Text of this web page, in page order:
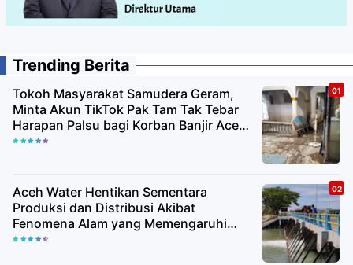
Trending Berita
Tokoh Masyarakat Samudera Geram,
Minta Akun TikTok Pak Tam Tak Tebar
Harapan Palsu bagi Korban Banjir Aceh
Utara
Aceh Water Hentikan Sementara
Produksi dan Distribusi Akibat
Fenomena Alam yang Memengaruhi
Kualitas Air Baku